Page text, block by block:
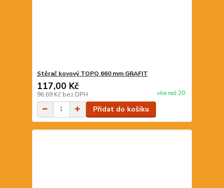
Stěrač kovový TOPQ 660 mm GRAFIT
117,00 Kč
96,69 Kč bez DPH více než 20
Přidat do košíku